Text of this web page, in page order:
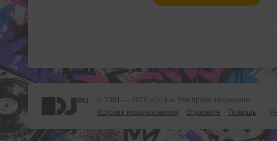
© 2001 — 2026 «DJ.ru» Все права защищены.
Условия использования
О проекте Помощь